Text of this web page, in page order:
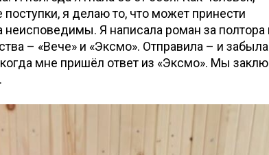
я делаю то, что может принести
неисповедимы. Я написала роман за полтора
– «Вече» и «Эксмо». Отправила – и
мне пришёл ответ из «Эксмо». Мы